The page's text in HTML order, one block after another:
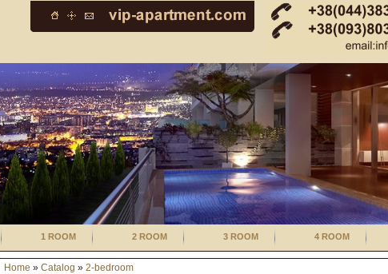
1 ROOM 2 ROOM 3 ROOM 4 ROOM
Home » Catalog » 2-bedroom